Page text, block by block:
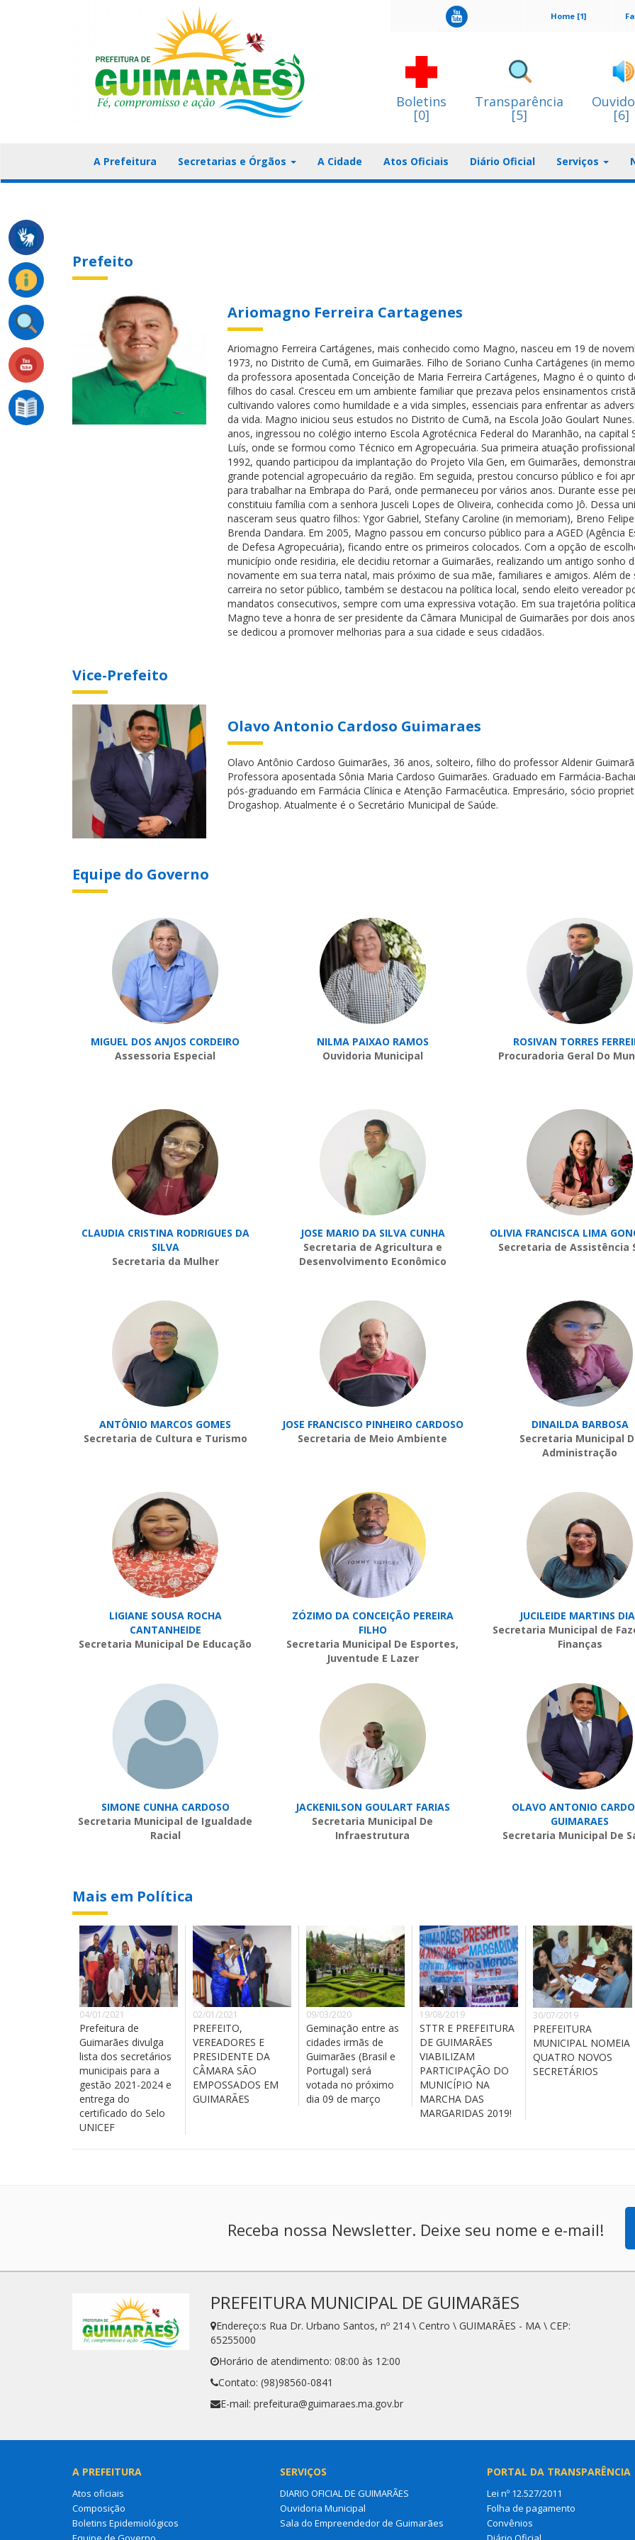
Home [1]
Boletins
[0]
Transparência
[5] [6]
A Prefeitura Secretarias e Órgãos A Cidade Atos Oficiais Diário Oficial Serviços
Prefeito
Ariomagno Ferreira Cartagenes
Ariomagno Ferreira Cartágenes, mais conhecido como Magno, nasceu em 19 de
1973, no Distrito de Cumã, em Guimarães. Filho de Soriano Cunha Cartágenes (in
da professora aposentada Conceição de Maria Ferreira Cartágenes, Magno é o quinto
filhos do casal. Cresceu em um ambiente familiar que prezava pelos ensinamentos
cultivando valores como humildade e a vida simples, essenciais para enfrentar as
da vida. Magno iniciou seus estudos no Distrito de Cumã, na Escola João Goulart
anos, ingressou no colégio interno Escola Agrotécnica Federal do Maranhão, na capital
Luís, onde se formou como Técnico em Agropecuária. Sua primeira atuação
1992, quando participou da implantação do Projeto Vila Gen, em Guimarães,
grande potencial agropecuário da região. Em seguida, prestou concurso público e foi
para trabalhar na Embrapa do Pará, onde permaneceu por vários anos. Durante esse
constituiu família com a senhora Jusceli Lopes de Oliveira, conhecida como Jô. Dessa
nasceram seus quatro filhos: Ygor Gabriel, Stefany Caroline (in memoriam), Breno
Brenda Dandara. Em 2005, Magno passou em concurso público para a AGED (Agência
de Defesa Agropecuária), ficando entre os primeiros colocados. Com a opção de
município onde residiria, ele decidiu retornar a Guimarães, realizando um antigo sonho
novamente em sua terra natal, mais próximo de sua mãe, familiares e amigos. Além de
carreira no setor público, também se destacou na política local, sendo eleito vereador
mandatos consecutivos, sempre com uma expressiva votação. Em sua trajetória
Magno teve a honra de ser presidente da Câmara Municipal de Guimarães por dois
se dedicou a promover melhorias para a sua cidade e seus cidadãos.
Vice-Prefeito
Olavo Antonio Cardoso Guimaraes
Olavo Antônio Cardoso Guimarães, 36 anos, solteiro, filho do professor Aldenir
Professora aposentada Sônia Maria Cardoso Guimarães. Graduado em Farmácia-
pós-graduando em Farmácia Clínica e Atenção Farmacêutica. Empresário, sócio
Drogashop. Atualmente é o Secretário Municipal de Saúde.
Equipe do Governo
MIGUEL DOS ANJOS CORDEIRO
Assessoria Especial
NILMA PAIXAO RAMOS
Ouvidoria Municipal
ROSIVAN TORRES
Procuradoria Geral Do
CLAUDIA CRISTINA RODRIGUES DA
SILVA
Secretaria da Mulher
JOSE MARIO DA SILVA CUNHA
Secretaria de Agricultura e
Desenvolvimento Econômico
OLIVIA FRANCISCA LIMA
Secretaria de Assistência
ANTÔNIO MARCOS GOMES
Secretaria de Cultura e Turismo
JOSE FRANCISCO PINHEIRO CARDOSO
Secretaria de Meio Ambiente
DINAILDA BARBOSA
Secretaria Municipal
Administração
LIGIANE SOUSA ROCHA
CANTANHEIDE
Secretaria Municipal De Educação
ZÓZIMO DA CONCEIÇÃO PEREIRA
FILHO
Secretaria Municipal De Esportes,
Juventude E Lazer
JUCILEIDE MARTINS
Secretaria Municipal de
Finanças
SIMONE CUNHA CARDOSO
Secretaria Municipal de Igualdade
Racial
JACKENILSON GOULART FARIAS
Secretaria Municipal De
Infraestrutura
OLAVO ANTONIO
GUIMARAES
Secretaria Municipal De
Mais em Política
04/01/2021
Prefeitura de
Guimarães divulga
lista dos secretários
municipais para a
gestão 2021-2024 e
entrega do
certificado do Selo
UNICEF
02/01/2021
PREFEITO,
VEREADORES E
PRESIDENTE DA
CÂMARA SÃO
EMPOSSADOS EM
GUIMARÃES
09/03/2020
Geminação entre as
cidades irmãs de
Guimarães (Brasil e
Portugal) será
votada no próximo
dia 09 de março
19/08/2019
STTR E PREFEITURA
DE GUIMARÃES
VIABILIZAM
PARTICIPAÇÃO DO
MUNICÍPIO NA
MARCHA DAS
MARGARIDAS 2019!
30/07/2019
PREFEITURA
MUNICIPAL NOMEIA
QUATRO NOVOS
SECRETÁRIOS
Receba nossa Newsletter. Deixe seu nome e e-mail!
PREFEITURA MUNICIPAL DE GUIMARãES
Endereço:s Rua Dr. Urbano Santos, nº 214 \ Centro \ GUIMARÃES - MA \ CEP:
65255000
Horário de atendimento: 08:00 às 12:00
Contato: (98)98560-0841
E-mail: prefeitura@guimaraes.ma.gov.br
A PREFEITURA
Atos oficiais
Composição
Boletins Epidemiológicos
SERVIÇOS
DIARIO OFICIAL DE GUIMARÃES
Ouvidoria Municipal
Sala do Empreendedor de Guimarães
PORTAL DA TRANSPARÊNCIA
Lei nº 12.527/2011
Folha de pagamento
Convênios